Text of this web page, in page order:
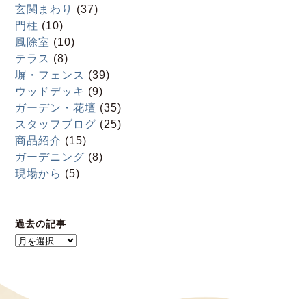
玄関まわり
(37)
門柱 (10)
風除室 (10)
テラス (8)
塀・フェンス (39)
ウッドデッキ (9)
ガーデン・花壇 (35)
スタッフブログ (25)
商品紹介 (15)
ガーデニング (8)
現場から (5)
過去の記事
過